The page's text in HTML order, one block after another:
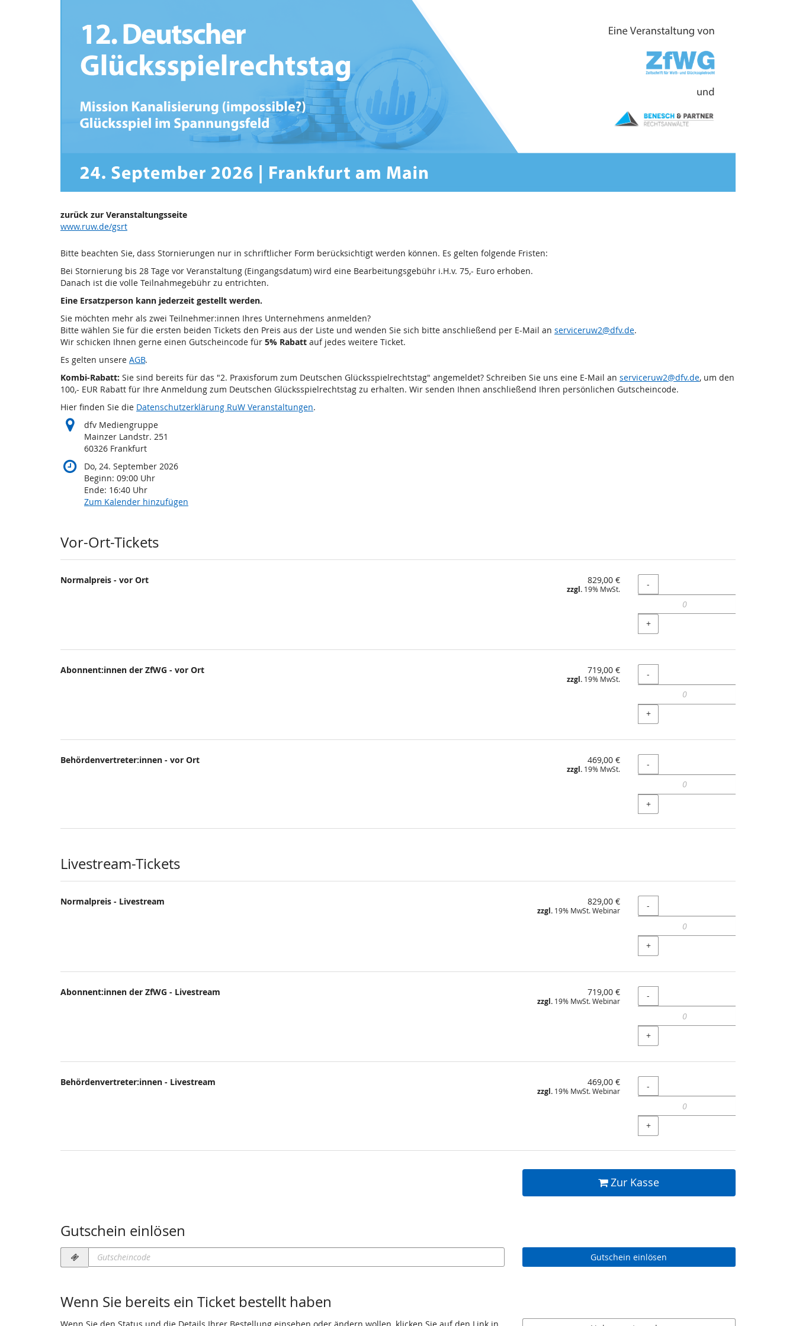
Deutscher
Glücksspielrechtstag
2026
Do, 24. September 2026
zurück zur Veranstaltungsseite
www.ruw.de/gsrt
Bitte beachten Sie, dass Stornierungen nur in schriftlicher Form berücksichtigt werden können. Es gelten folgende Fristen:
Bei Stornierung bis 28 Tage vor Veranstaltung (Eingangsdatum) wird eine Bearbeitungsgebühr i.H.v. 75,- Euro erhoben.
Danach ist die volle Teilnahmegebühr zu entrichten.
Eine Ersatzperson kann jederzeit gestellt werden.
Sie möchten mehr als zwei Teilnehmer:innen Ihres Unternehmens anmelden?
Bitte wählen Sie für die ersten beiden Tickets den Preis aus der Liste und wenden Sie sich bitte anschließend per E-Mail an serviceruw2@dfv.de.
Wir schicken Ihnen gerne einen Gutscheincode für 5% Rabatt auf jedes weitere Ticket.
Es gelten unsere AGB.
Kombi-Rabatt: Sie sind bereits für das "2. Praxisforum zum Deutschen Glücksspielrechtstag" angemeldet? Schreiben Sie uns eine E-Mail an serviceruw2@dfv.de, um den
100,- EUR Rabatt für Ihre Anmeldung zum Deutschen Glücksspielrechtstag zu erhalten. Wir senden Ihnen anschließend Ihren persönlichen Gutscheincode.
Hier finden Sie die Datenschutzerklärung RuW Veranstaltungen.
dfv Mediengruppe
Mainzer Landstr. 251
60326 Frankfurt
Do, 24. September 2026
Beginn: 09:00 Uhr
Ende: 16:40 Uhr
Zum Kalender hinzufügen
Produkte
Vor-Ort-Tickets
Normalpreis - vor Ort 829,00 €
zzgl. 19% MwSt. Menge
-
+
Abonnent:innen der ZfWG - vor Ort 719,00 €
zzgl. 19% MwSt. Menge
-
+
Behördenvertreter:innen - vor Ort 469,00 €
zzgl. 19% MwSt. Menge
-
+
Livestream-Tickets
Normalpreis - Livestream 829,00 €
zzgl. 19% MwSt. Webinar Menge
-
+
Abonnent:innen der ZfWG - Livestream 719,00 €
zzgl. 19% MwSt. Webinar Menge
-
+
Behördenvertreter:innen - Livestream 469,00 €
zzgl. 19% MwSt. Webinar Menge
-
+
Zur Kasse
Gutschein einlösen
Gutscheincode
erforderlich
Gutschein einlösen
Wenn Sie bereits ein Ticket bestellt haben